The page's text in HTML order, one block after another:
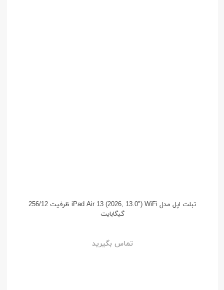
تبلت اپل مدل iPad Air 13 (2026, 13.0") WiFi ظرفیت 256/12
گیگابایت
تماس بگیرید